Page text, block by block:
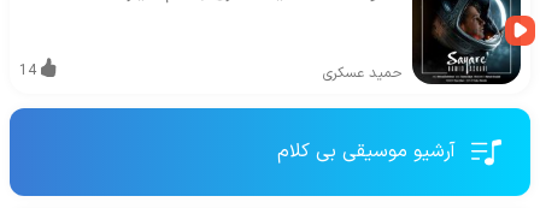
حمید عسکری 14
آرشیو موسیقی بی کلام